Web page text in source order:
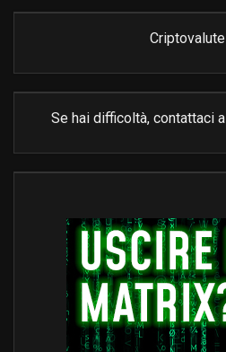
Criptovalute
Se hai difficoltà, contattaci a